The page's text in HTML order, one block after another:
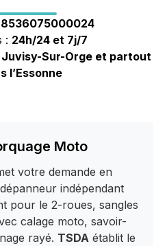
: 24h/24 et 7j/7
Juvisy-Sur-Orge et partout
l’Essonne
Moto
votre demande en
indépendant
pour le 2-roues, sangles
calage moto, savoir-
rayé. TSDA établit le